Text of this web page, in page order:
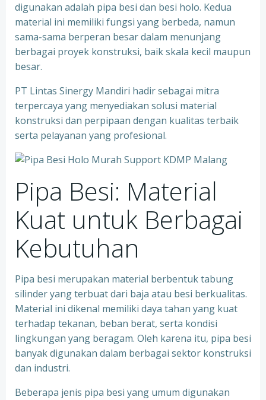
digunakan adalah pipa besi dan besi holo. Kedua
material ini memiliki fungsi yang berbeda, namun
sama-sama berperan besar dalam menunjang
berbagai proyek konstruksi, baik skala kecil maupun
besar.
PT Lintas Sinergy Mandiri hadir sebagai mitra
terpercaya yang menyediakan solusi material
konstruksi dan perpipaan dengan kualitas terbaik
serta pelayanan yang profesional.
Pipa Besi: Material
Kuat untuk Berbagai
Kebutuhan
Pipa besi merupakan material berbentuk tabung
silinder yang terbuat dari baja atau besi berkualitas.
Material ini dikenal memiliki daya tahan yang kuat
terhadap tekanan, beban berat, serta kondisi
lingkungan yang beragam. Oleh karena itu, pipa besi
banyak digunakan dalam berbagai sektor konstruksi
dan industri.
Beberapa jenis pipa besi yang umum digunakan